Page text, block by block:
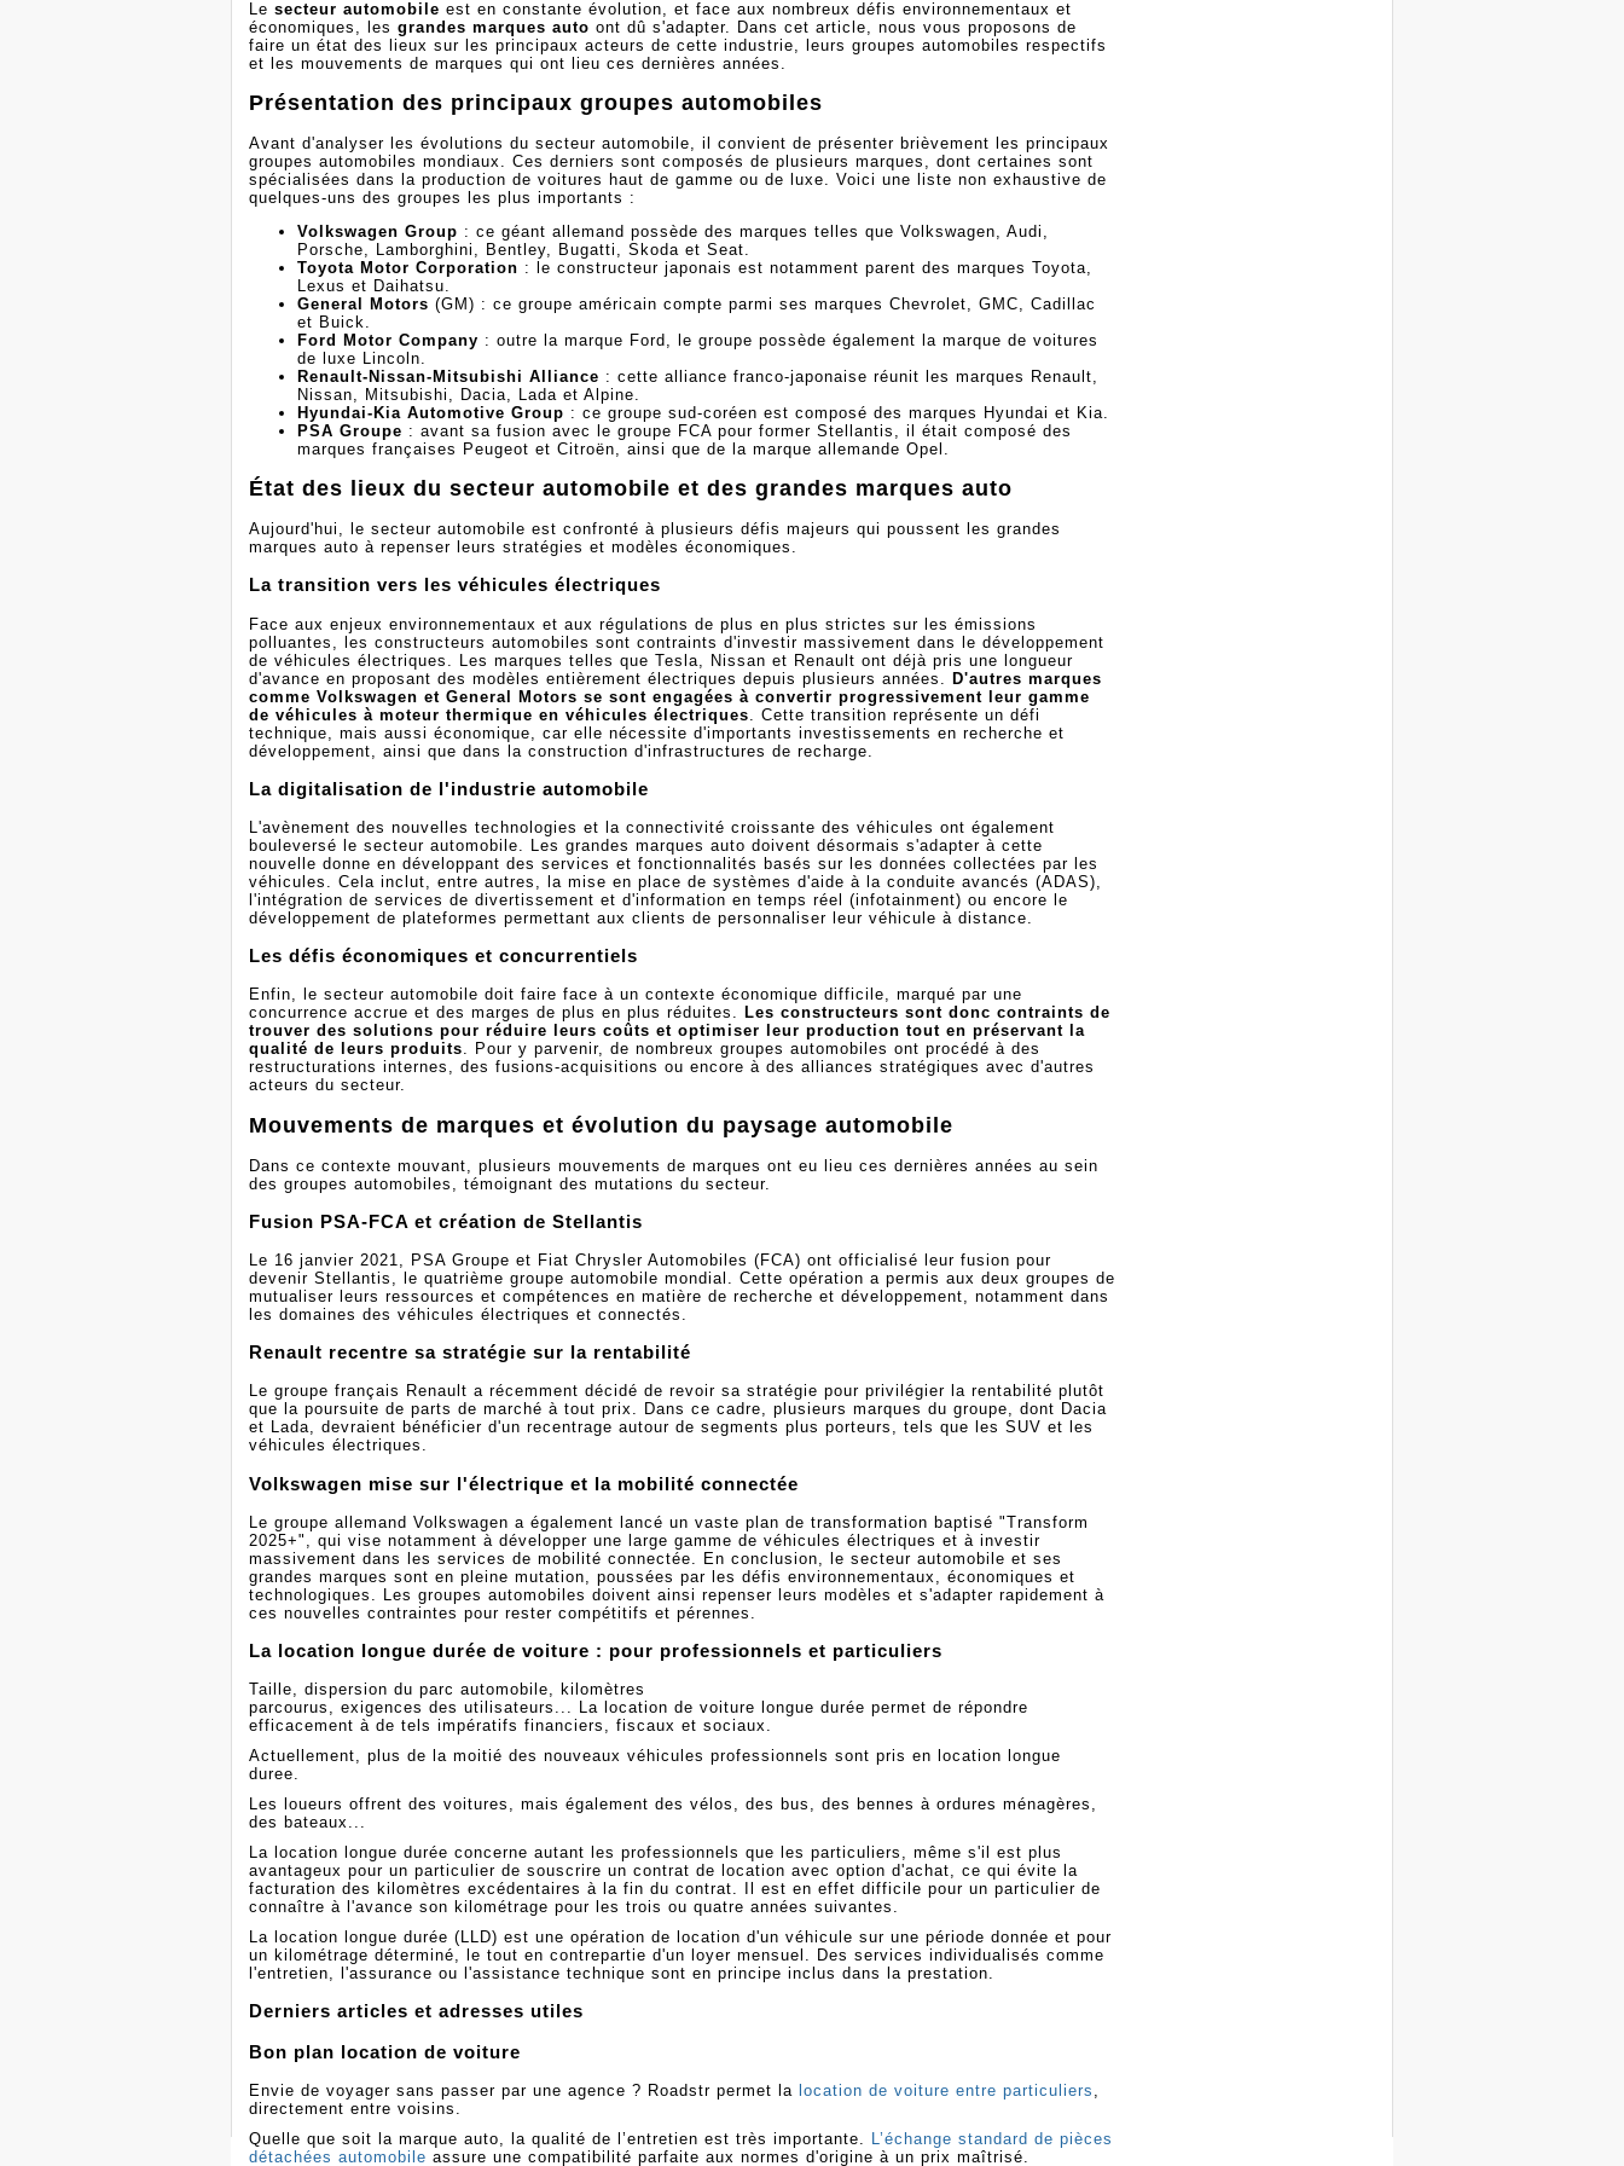
Le secteur automobile est en constante évolution, et face aux nombreux défis environnementaux et
économiques, les grandes marques auto ont dû s'adapter. Dans cet article, nous vous proposons de
faire un état des lieux sur les principaux acteurs de cette industrie, leurs groupes automobiles respectifs
et les mouvements de marques qui ont lieu ces dernières années.
Présentation des principaux groupes automobiles
Avant d'analyser les évolutions du secteur automobile, il convient de présenter brièvement les principaux
groupes automobiles mondiaux. Ces derniers sont composés de plusieurs marques, dont certaines sont
spécialisées dans la production de voitures haut de gamme ou de luxe. Voici une liste non exhaustive de
quelques-uns des groupes les plus importants :
Volkswagen Group : ce géant allemand possède des marques telles que Volkswagen, Audi,
Porsche, Lamborghini, Bentley, Bugatti, Skoda et Seat.
Toyota Motor Corporation : le constructeur japonais est notamment parent des marques Toyota,
Lexus et Daihatsu.
General Motors (GM) : ce groupe américain compte parmi ses marques Chevrolet, GMC, Cadillac
et Buick.
Ford Motor Company : outre la marque Ford, le groupe possède également la marque de voitures
de luxe Lincoln.
Renault-Nissan-Mitsubishi Alliance : cette alliance franco-japonaise réunit les marques Renault,
Nissan, Mitsubishi, Dacia, Lada et Alpine.
Hyundai-Kia Automotive Group : ce groupe sud-coréen est composé des marques Hyundai et Kia.
PSA Groupe : avant sa fusion avec le groupe FCA pour former Stellantis, il était composé des
marques françaises Peugeot et Citroën, ainsi que de la marque allemande Opel.
État des lieux du secteur automobile et des grandes marques auto
Aujourd'hui, le secteur automobile est confronté à plusieurs défis majeurs qui poussent les grandes
marques auto à repenser leurs stratégies et modèles économiques.
La transition vers les véhicules électriques
Face aux enjeux environnementaux et aux régulations de plus en plus strictes sur les émissions
polluantes, les constructeurs automobiles sont contraints d'investir massivement dans le développement
de véhicules électriques. Les marques telles que Tesla, Nissan et Renault ont déjà pris une longueur
d'avance en proposant des modèles entièrement électriques depuis plusieurs années. D'autres marques
comme Volkswagen et General Motors se sont engagées à convertir progressivement leur gamme
de véhicules à moteur thermique en véhicules électriques . Cette transition représente un défi
technique, mais aussi économique, car elle nécessite d'importants investissements en recherche et
développement, ainsi que dans la construction d'infrastructures de recharge.
La digitalisation de l'industrie automobile
L'avènement des nouvelles technologies et la connectivité croissante des véhicules ont également
bouleversé le secteur automobile. Les grandes marques auto doivent désormais s'adapter à cette
nouvelle donne en développant des services et fonctionnalités basés sur les données collectées par les
véhicules. Cela inclut, entre autres, la mise en place de systèmes d'aide à la conduite avancés (ADAS),
l'intégration de services de divertissement et d'information en temps réel (infotainment) ou encore le
développement de plateformes permettant aux clients de personnaliser leur véhicule à distance.
Les défis économiques et concurrentiels
Enfin, le secteur automobile doit faire face à un contexte économique difficile, marqué par une
concurrence accrue et des marges de plus en plus réduites. Les constructeurs sont donc contraints de
trouver des solutions pour réduire leurs coûts et optimiser leur production tout en préservant la
qualité de leurs produits. Pour y parvenir, de nombreux groupes automobiles ont procédé à des
restructurations internes, des fusions-acquisitions ou encore à des alliances stratégiques avec d'autres
acteurs du secteur.
Mouvements de marques et évolution du paysage automobile
Dans ce contexte mouvant, plusieurs mouvements de marques ont eu lieu ces dernières années au sein
des groupes automobiles, témoignant des mutations du secteur.
Fusion PSA-FCA et création de Stellantis
Le 16 janvier 2021, PSA Groupe et Fiat Chrysler Automobiles (FCA) ont officialisé leur fusion pour
devenir Stellantis, le quatrième groupe automobile mondial. Cette opération a permis aux deux groupes de
mutualiser leurs ressources et compétences en matière de recherche et développement, notamment dans
les domaines des véhicules électriques et connectés.
Renault recentre sa stratégie sur la rentabilité
Le groupe français Renault a récemment décidé de revoir sa stratégie pour privilégier la rentabilité plutôt
que la poursuite de parts de marché à tout prix. Dans ce cadre, plusieurs marques du groupe, dont Dacia
et Lada, devraient bénéficier d'un recentrage autour de segments plus porteurs, tels que les SUV et les
véhicules électriques.
Volkswagen mise sur l'électrique et la mobilité connectée
Le groupe allemand Volkswagen a également lancé un vaste plan de transformation baptisé "Transform
2025+", qui vise notamment à développer une large gamme de véhicules électriques et à investir
massivement dans les services de mobilité connectée. En conclusion, le secteur automobile et ses
grandes marques sont en pleine mutation, poussées par les défis environnementaux, économiques et
technologiques. Les groupes automobiles doivent ainsi repenser leurs modèles et s'adapter rapidement à
ces nouvelles contraintes pour rester compétitifs et pérennes.
La location longue durée de voiture : pour professionnels et particuliers
Taille, dispersion du parc automobile, kilomètres
parcourus, exigences des utilisateurs... La location de voiture longue durée permet de répondre
efficacement à de tels impératifs financiers, fiscaux et sociaux.
Actuellement, plus de la moitié des nouveaux véhicules professionnels sont pris en location longue
duree.
Les loueurs offrent des voitures, mais également des vélos, des bus, des bennes à ordures ménagères,
des bateaux...
La location longue durée concerne autant les professionnels que les particuliers, même s'il est plus
avantageux pour un particulier de souscrire un contrat de location avec option d'achat, ce qui évite la
facturation des kilomètres excédentaires à la fin du contrat. Il est en effet difficile pour un particulier de
connaître à l'avance son kilométrage pour les trois ou quatre années suivantes.
La location longue durée (LLD) est une opération de location d'un véhicule sur une période donnée et pour
un kilométrage déterminé, le tout en contrepartie d'un loyer mensuel. Des services individualisés comme
l'entretien, l'assurance ou l'assistance technique sont en principe inclus dans la prestation.
Derniers articles et adresses utiles
Bon plan location de voiture
Envie de voyager sans passer par une agence ? Roadstr permet la location de voiture entre particuliers
directement entre voisins.
Quelle que soit la marque auto, la qualité de l’entretien est très importante.
L’échange standard de pièces
détachées automobile assure une compatibilité parfaite aux normes d'origine à un prix maîtrisé.